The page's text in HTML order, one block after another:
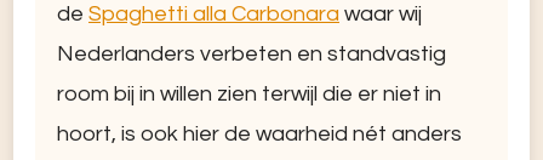
de Spaghetti alla Carbonara waar wij
Nederlanders verbeten en standvastig
room bij in willen zien terwijl die er niet in
hoort, is ook hier de waarheid nét anders